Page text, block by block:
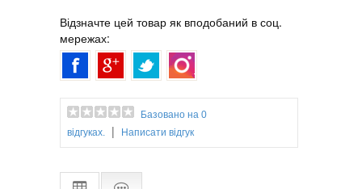
Відзначте цей товар як вподобаний в соц.
мережах:
Базовано на 0
відгуках.
| Написати відгук